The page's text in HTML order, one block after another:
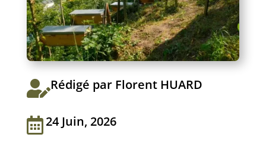
Rédigé par Florent HUARD
24 Juin, 2026